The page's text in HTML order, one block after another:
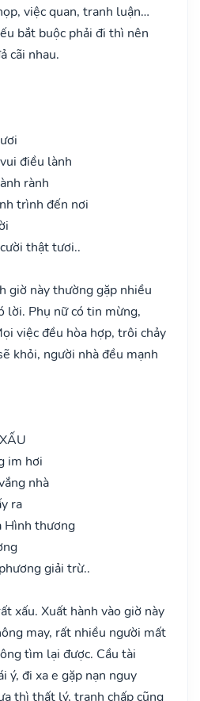
việc quan, tranh luận…
bắt buộc phải đi thì nên
cãi nhau.
điều lành
rành
trình đến nơi
thật tươi..
giờ này thường gặp nhiều
lời. Phụ nữ có tin mừng,
việc đều hòa hợp, trôi chảy
khỏi, người nhà đều mạnh
XẤU
im hơi
nhà
ra
Hình thương
giải trừ..
xấu. Xuất hành vào giờ này
may, rất nhiều người mất
tìm lại được. Cầu tài
ý, đi xa e gặp nạn nguy
thì thất lý, tranh chấp cũng